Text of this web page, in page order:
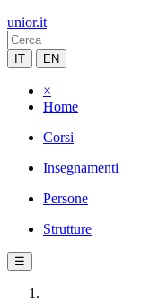
unior.it
IT EN
×
Home
Corsi
Insegnamenti
Persone
Strutture
☰